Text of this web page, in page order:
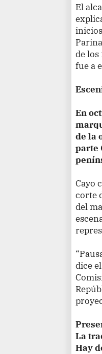
El
de los
fue a
En
de la
parte
Cayo
corte
del
dice
La
Hay